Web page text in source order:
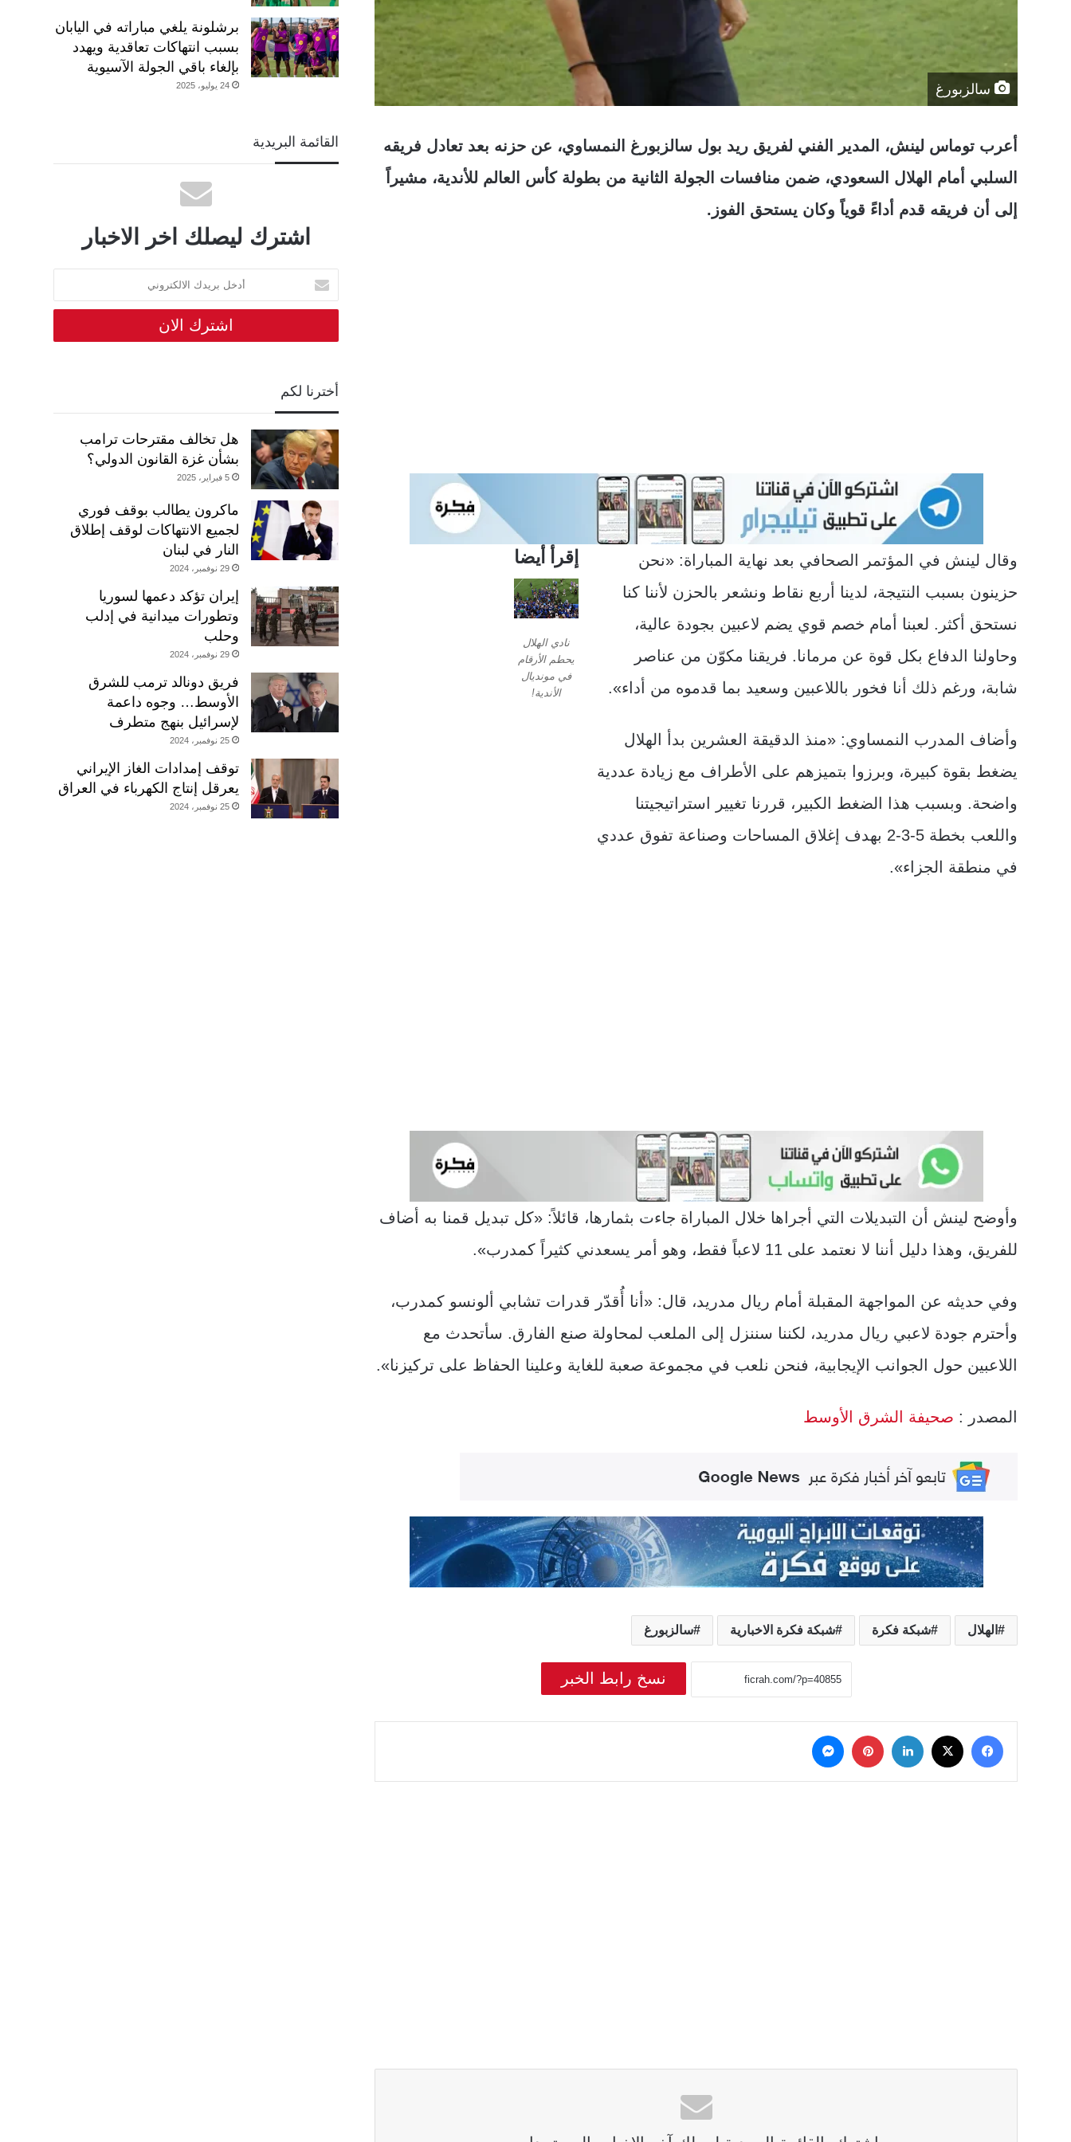
سالزبورغ
أعرب توماس لينش، المدير الفني لفريق ريد بول سالزبورغ النمساوي، عن حزنه بعد تعادل فريقه
السلبي أمام الهلال السعودي، ضمن منافسات الجولة الثانية من بطولة كأس العالم للأندية، مشيراً
إلى أن فريقه قدم أداءً قوياً وكان يستحق الفوز.
وقال لينش في المؤتمر الصحافي بعد نهاية المباراة: «نحن
حزينون بسبب النتيجة، لدينا أربع نقاط ونشعر بالحزن لأننا كنا
نستحق أكثر. لعبنا أمام خصم قوي يضم لاعبين بجودة عالية،
وحاولنا الدفاع بكل قوة عن مرمانا. فريقنا مكوّن من عناصر
شابة، ورغم ذلك أنا فخور باللاعبين وسعيد بما قدموه من أداء».
وأضاف المدرب النمساوي: «منذ الدقيقة العشرين بدأ الهلال
يضغط بقوة كبيرة، وبرزوا بتميزهم على الأطراف مع زيادة عددية
واضحة. وبسبب هذا الضغط الكبير، قررنا تغيير استراتيجيتنا
واللعب بخطة 5-3-2 بهدف إغلاق المساحات وصناعة تفوق عددي
في منطقة الجزاء».
إقرأ أيضا
نادي الهلال
يحطم الأرقام
في مونديال
الأندية!
وأوضح لينش أن التبديلات التي أجراها خلال المباراة جاءت بثمارها، قائلاً: «كل تبديل قمنا به أضاف
للفريق، وهذا دليل أننا لا نعتمد على 11 لاعباً فقط، وهو أمر يسعدني كثيراً كمدرب».
وفي حديثه عن المواجهة المقبلة أمام ريال مدريد، قال: «أنا أُقدّر قدرات تشابي ألونسو كمدرب،
وأحترم جودة لاعبي ريال مدريد، لكننا سننزل إلى الملعب لمحاولة صنع الفارق. سأتحدث مع
اللاعبين حول الجوانب الإيجابية، فنحن نلعب في مجموعة صعبة للغاية وعلينا الحفاظ على تركيزنا».
المصدر : صحيفة الشرق الأوسط
الهلال شبكة فكرة شبكة فكرة الاخبارية سالزبورغ
نسخ رابط الخبر
فيسبوك لينكدإن بينتيريست
برشلونة يلغي مباراته في اليابان
بسبب انتهاكات تعاقدية ويهدد
بإلغاء باقي الجولة الآسيوية
24 يوليو، 2025
القائمة البريدية
اشترك ليصلك اخر الاخبار
أدخل
بريدك
الالكتروني
أخترنا لكم
هل تخالف مقترحات ترامب
بشأن غزة القانون الدولي؟
5 فبراير، 2025
ماكرون يطالب بوقف فوري
لجميع الانتهاكات لوقف إطلاق
النار في لبنان
29 نوفمبر، 2024
إيران تؤكد دعمها لسوريا
وتطورات ميدانية في إدلب
وحلب
29 نوفمبر، 2024
فريق دونالد ترمب للشرق
الأوسط… وجوه داعمة
لإسرائيل بنهج متطرف
25 نوفمبر، 2024
توقف إمدادات الغاز الإيراني
يعرقل إنتاج الكهرباء في العراق
25 نوفمبر، 2024